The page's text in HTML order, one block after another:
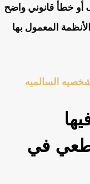
خطأ قانوني واضح
المعمول بها
السالميه
في